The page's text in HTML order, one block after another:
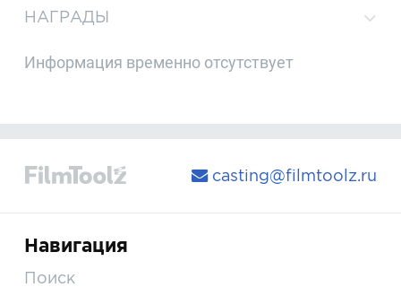
НАГРАДЫ
Информация временно отсутствует
casting@filmtoolz.ru
Навигация
Поиск